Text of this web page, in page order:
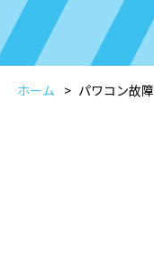
ホーム パワコン故障